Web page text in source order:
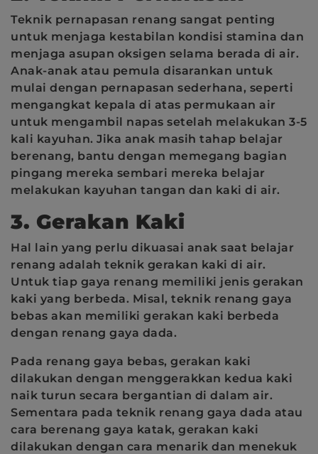
Teknik pernapasan renang sangat penting
untuk menjaga kestabilan kondisi stamina dan
menjaga asupan oksigen selama berada di air.
Anak-anak atau pemula disarankan untuk
mulai dengan pernapasan sederhana, seperti
mengangkat kepala di atas permukaan air
untuk mengambil napas setelah melakukan 3-5
kali kayuhan. Jika anak masih tahap belajar
berenang, bantu dengan memegang bagian
pingang mereka sembari mereka belajar
melakukan kayuhan tangan dan kaki di air.
3. Gerakan Kaki
Hal lain yang perlu dikuasai anak saat belajar
renang adalah teknik gerakan kaki di air.
Untuk tiap gaya renang memiliki jenis gerakan
kaki yang berbeda. Misal, teknik renang gaya
bebas akan memiliki gerakan kaki berbeda
dengan renang gaya dada.
Pada renang gaya bebas, gerakan kaki
dilakukan dengan menggerakkan kedua kaki
naik turun secara bergantian di dalam air.
Sementara pada teknik renang gaya dada atau
cara berenang gaya katak, gerakan kaki
dilakukan dengan cara menarik dan menekuk